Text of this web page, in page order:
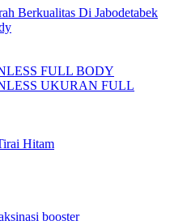
Berkualitas Di Jabodetabek
FULL BODY
UKURAN FULL
Hitam
booster